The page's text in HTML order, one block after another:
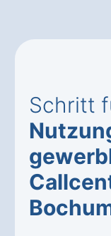
Schritt